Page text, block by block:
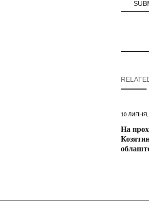
10 ЛИПНЯ,
На